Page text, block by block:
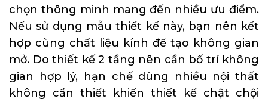
chọn thông minh mang đến nhiều ưu điểm.
Nếu sử dụng mẫu thiết kế này, bạn nên kết
hợp cùng chất liệu kính để tạo không gian
mở. Do thiết kế 2 tầng nên cần bố trí không
gian hợp lý, hạn chế dùng nhiều nội thất
không cần thiết khiến thiết kế chật chội